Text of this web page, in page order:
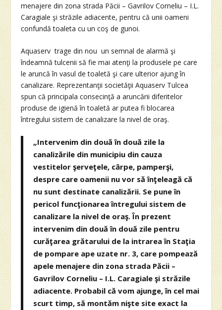
menajere din zona strada Păcii – Gavrilov Corneliu – I.L.
Caragiale şi străzile adiacente, pentru că unii oameni
confundă toaleta cu un coş de gunoi.
Aquaserv trage din nou un semnal de alarmă şi
îndeamnă tulcenii să fie mai atenţi la produsele pe care
le aruncă în vasul de toaletă şi care ulterior ajung în
canalizare. Reprezentanţii societăţii Aquaserv Tulcea
spun că principala consecinţă a aruncării diferitelor
produse de igienă în toaletă ar putea fi blocarea
întregului sistem de canalizare la nivel de oraş.
„Intervenim din două în două zile la
canalizările din municipiu din cauza
vestitelor şerveţele, cârpe, pamperşi,
despre care oamenii nu vor să înţeleagă că
nu sunt destinate canalizării. Se pune în
pericol funcţionarea întregului sistem de
canalizare la nivel de oraş. În prezent
intervenim din două în două zile pentru
curăţarea grătarului de la intrarea în Staţia
de pompare ape uzate nr. 3, care pompează
apele menajere din zona strada Păcii –
Gavrilov Corneliu – I.L. Caragiale şi străzile
adiacente. Probabil că vom ajunge, în cel mai
scurt timp, să montăm nişte site exact la